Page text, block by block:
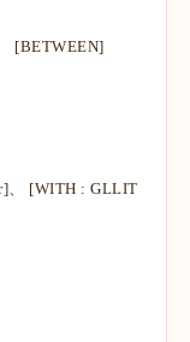
[BETWEEN]
、 [WITH : GLLIT